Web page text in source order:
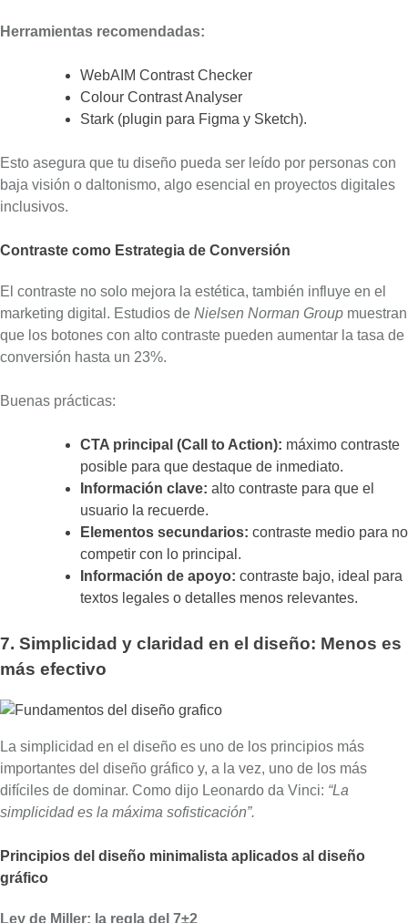
Herramientas recomendadas:
WebAIM Contrast Checker
Colour Contrast Analyser
Stark (plugin para Figma y Sketch).
Esto asegura que tu diseño pueda ser leído por personas con
baja visión o daltonismo, algo esencial en proyectos digitales
inclusivos.
Contraste como Estrategia de Conversión
El contraste no solo mejora la estética, también influye en el
marketing digital. Estudios de Nielsen Norman Group muestran
que los botones con alto contraste pueden aumentar la tasa de
conversión hasta un 23%.
Buenas prácticas:
CTA principal (Call to Action): máximo contraste
posible para que destaque de inmediato.
Información clave: alto contraste para que el
usuario la recuerde.
Elementos secundarios: contraste medio para no
competir con lo principal.
Información de apoyo: contraste bajo, ideal para
textos legales o detalles menos relevantes.
7. Simplicidad y claridad en el diseño: Menos es
más efectivo
La simplicidad en el diseño es uno de los principios más
importantes del diseño gráfico y, a la vez, uno de los más
difíciles de dominar. Como dijo Leonardo da Vinci: “La
simplicidad es la máxima sofisticación”.
Principios del diseño minimalista aplicados al diseño
gráfico
Ley de Miller: la regla del 7±2